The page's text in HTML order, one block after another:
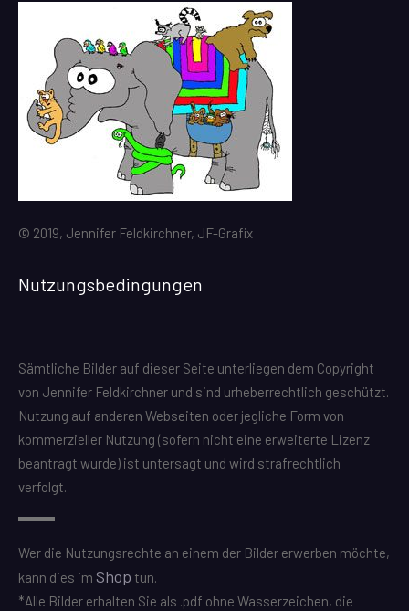
© 2019, Jennifer Feldkirchner, JF-Grafix
Nutzungsbedingungen
Sämtliche Bilder auf dieser Seite unterliegen dem Copyright
von Jennifer Feldkirchner und sind urheberrechtlich geschützt.
Nutzung auf anderen Webseiten oder jegliche Form von
kommerzieller Nutzung (sofern nicht eine erweiterte Lizenz
beantragt wurde) ist untersagt und wird strafrechtlich
verfolgt.
Wer die Nutzungsrechte an einem der Bilder erwerben möchte,
kann dies im Shop tun.
*Alle Bilder erhalten Sie als .pdf ohne Wasserzeichen, die